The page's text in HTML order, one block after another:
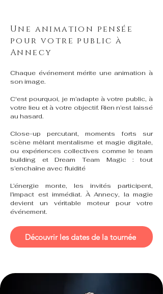
Une animation pensée
pour votre public à
Annecy
Chaque événement mérite une animation à
son image.
C'est pourquoi, je m’adapte à votre public, à
votre lieu et à votre objectif. Rien n’est laissé
au hasard.
Close-up percutant, moments forts sur
scène mêlant mentalisme et magie digitale,
ou expériences collectives comme le team
building et Dream Team Magic : tout
s’enchaîne avec fluidité
L’énergie monte, les invités participent,
l’impact est immédiat. À Annecy, la magie
devient un véritable moteur pour votre
événement.
Découvrir les dates de la tournée